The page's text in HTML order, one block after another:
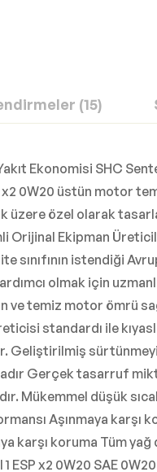
(15)
Ekonomisi SHC
x2 0W20 üstün motor
üzere özel olarak
Orijinal Ekipman
sınıfının istendiği
olmak için
ve temiz motor ömrü
standardı ile
Geliştirilmiş
Gerçek tasarruf
Mükemmel düşük
Aşınmaya karşı
karşı koruma Tüm
ESP x2 0W20 SAE